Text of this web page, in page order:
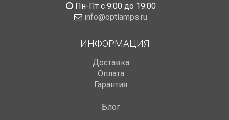
Пн-Пт с 9:00 до 19:00
info@optlamps.ru
ИНФОРМАЦИЯ
Доставка
Оплата
Гарантия
Блог